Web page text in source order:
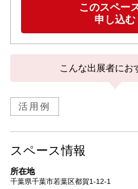
このスペー
申し込む
こんな出展者にお
活用例
スペース情報
所在地
千葉県千葉市若葉区都賀1-12-1